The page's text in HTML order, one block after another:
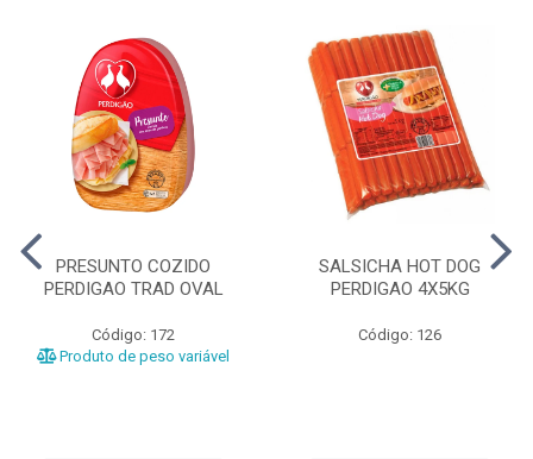
PRESUNTO COZIDO
PERDIGAO TRAD OVAL
Código: 172
Produto de peso variável
SALSICHA HOT DOG
PERDIGAO 4X5KG
Código: 126